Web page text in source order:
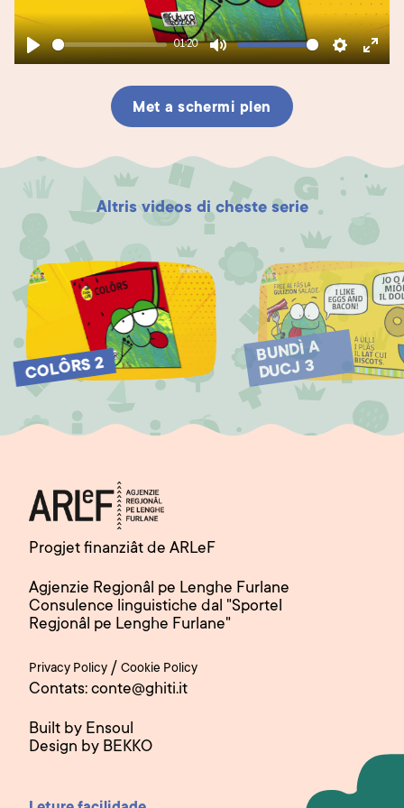
Play
01:20
Mute Settings
Enter
Met a schermi plen
Altris videos di cheste serie
COLÔRS 2
BUNDÌ A
DUCJ 3
Progjet finanziât de ARLeF
Agjenzie Regjonâl pe Lenghe Furlane
Consulence linguistiche dal "Sportel
Regjonâl pe Lenghe Furlane"
Privacy Policy / Cookie Policy
Contats: conte@ghiti.it
Built by Ensoul
Design by BEKKO